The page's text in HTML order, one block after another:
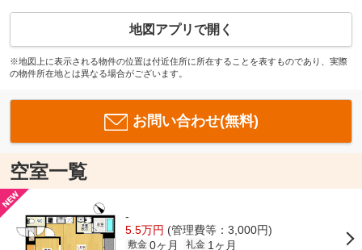
地図アプリで開く
※地図上に表示される物件の位置は付近住所に所在することを表すものであり、実際
の物件所在地とは異なる場合がございます。
お問い合わせ(無料)
空室一覧
-
5.5万円 (管理費等：3,000円)
敷金 0ヶ月 礼金 1ヶ月